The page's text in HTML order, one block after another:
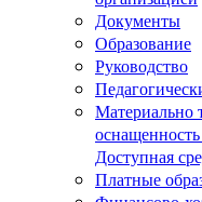
Документы
Образование
Руководство
Материально
оснащенность
Доступная
Платные